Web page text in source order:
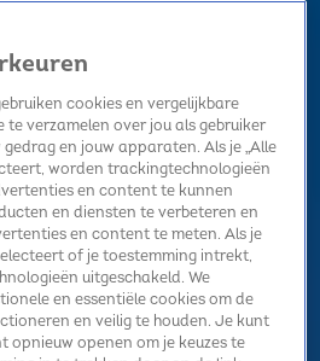
Acties Kerst Nieuws
cookies en vergelijkbare
verzamelen over jou als gebruiker
en jouw apparaten. Als je „Alle
worden trackingtechnologieën
en content te kunnen
en diensten te verbeteren en
en content te meten. Als je
of je toestemming intrekt,
uitgeschakeld. We
en essentiële cookies om de
en veilig te houden. Je kunt
opnieuw openen om je keuzes te